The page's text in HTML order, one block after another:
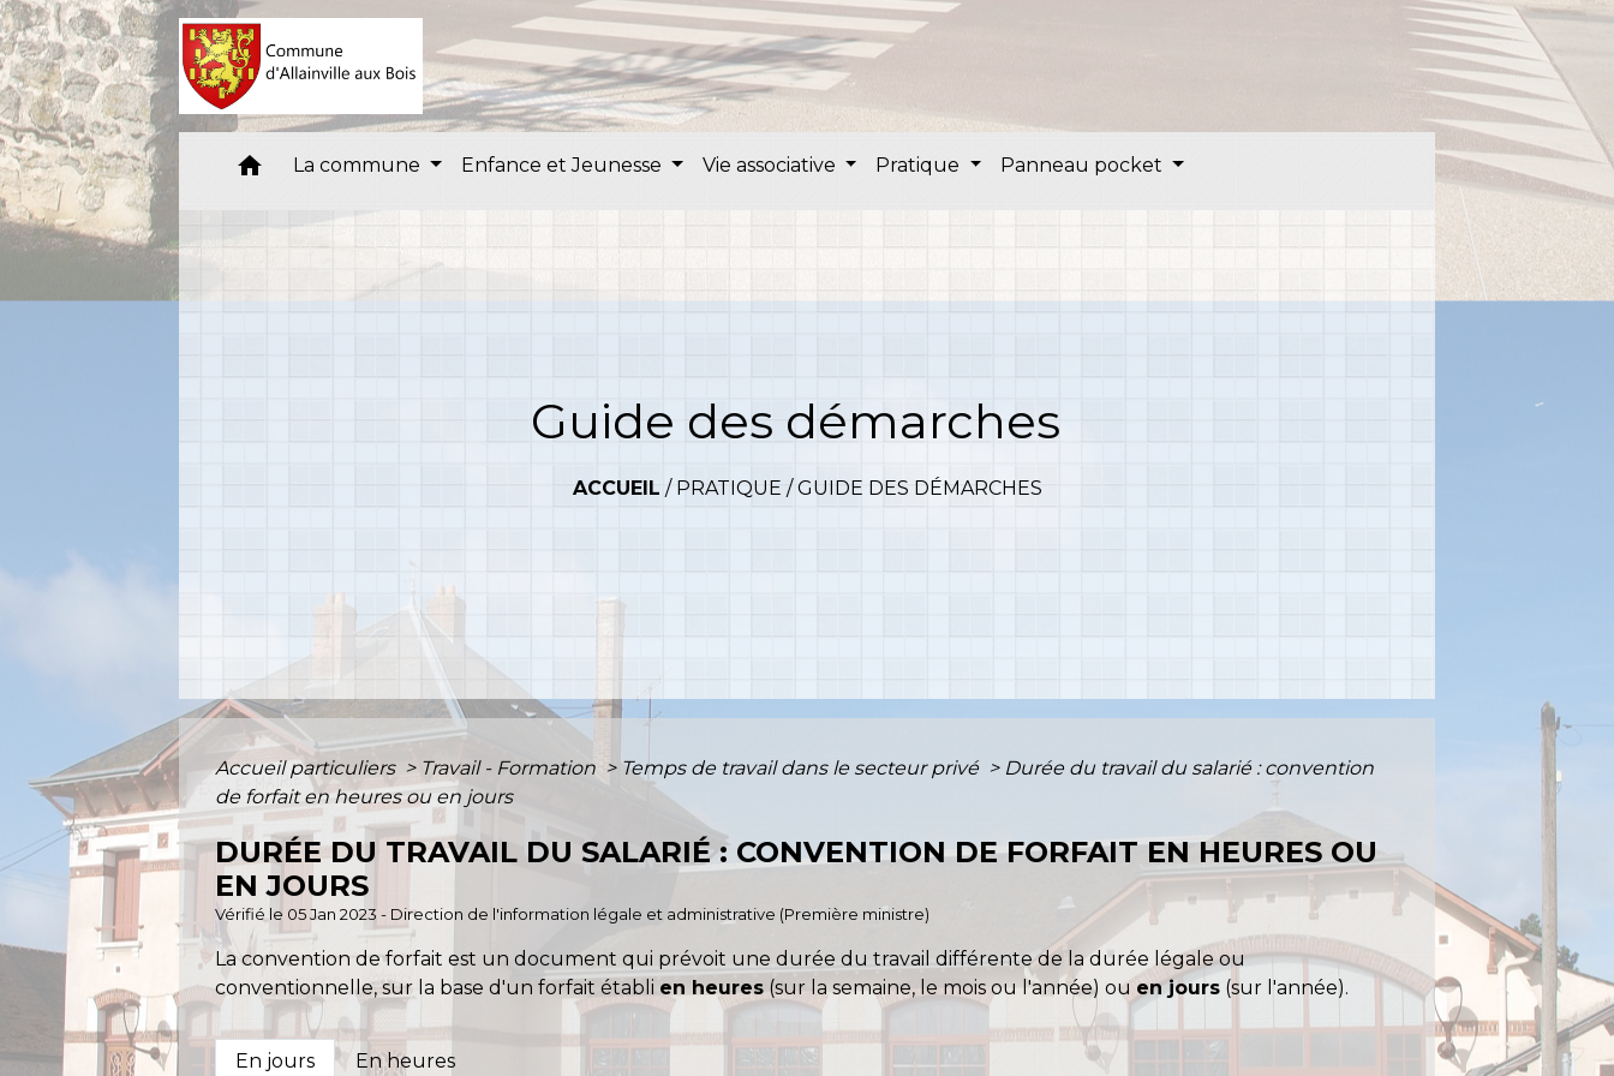
home La commune Enfance et Jeunesse Vie associative Pratique Panneau pocket
Guide des démarches
ACCUEIL / PRATIQUE /GUIDE DES DÉMARCHES
Accueil particuliers > Travail - Formation > Temps de travail dans le secteur privé > Durée du travail du salarié : convention
de forfait en heures ou en jours
DURÉE DU TRAVAIL DU SALARIÉ : CONVENTION DE FORFAIT EN HEURES OU
EN JOURS
Vérifié le 05 Jan 2023 - Direction de l'information légale et administrative (Première ministre)
La convention de forfait est un document qui prévoit une durée du travail différente de la durée légale ou
conventionnelle, sur la base d'un forfait établi en heures (sur la semaine, le mois ou l'année) ou en jours (sur l'année).
En jours En heures